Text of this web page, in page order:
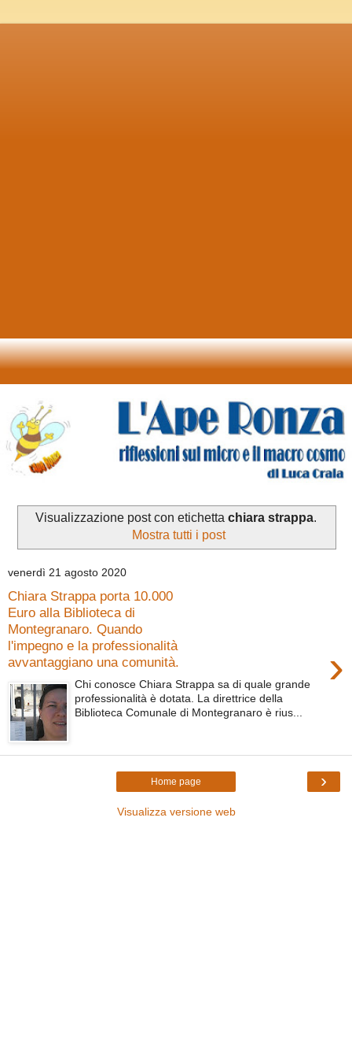
Visualizzazione post con etichetta chiara strappa.
Mostra tutti i post
venerdì 21 agosto 2020
Chiara Strappa porta 10.000
Euro alla Biblioteca di
Montegranaro. Quando
l'impegno e la professionalità
avvantaggiano una comunità.
›
Chi conosce Chiara Strappa sa di quale grande
professionalità è dotata. La direttrice della
Biblioteca Comunale di Montegranaro è rius...
›
Home page
Visualizza versione web